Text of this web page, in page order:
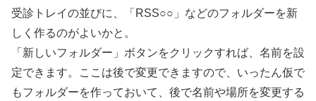
受診トレイの並びに、「RSS○○」などのフォルダーを新
しく作るのがよいかと。
「新しいフォルダー」ボタンをクリックすれば、名前を設
定できます。ここは後で変更できますので、いったん仮で
もフォルダーを作っておいて、後で名前や場所を変更する